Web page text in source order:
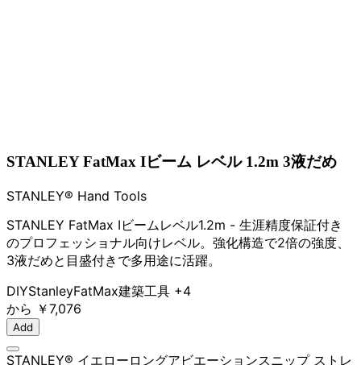
STANLEY FatMax Iビーム レベル 1.2m 3液だめ
STANLEY® Hand Tools
STANLEY FatMax Iビームレベル1.2m - 生涯精度保証付き
のプロフェッショナル向けレベル。強化構造で2倍の強度、
3液だめと目盛付きで多用途に活躍。
DIYStanleyFatMax建築工具 +4
から ￥7,076
Add
STANLEY® イエローロングアビエーションスニップ ストレ